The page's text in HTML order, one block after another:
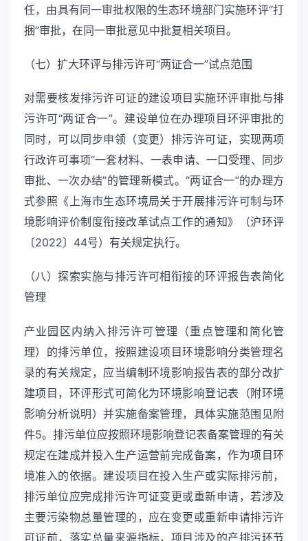
任，由具有同一审批权限的生态环境部门实施环评“打
捆”审批，在同一审批意见中批复相关项目。
（七）扩大环评与排污许可“两证合一”试点范围
对需要核发排污许可证的建设项目实施环评审批与排
污许可“两证合一”。建设单位在办理项目环评审批的
同时，可以同步申领（变更）排污许可证，实现两项
行政许可事项“一套材料、一表申请、一口受理、同步
审批、一次办结”的管理新模式。“两证合一”的办理方
式参照《上海市生态环境局关于开展排污许可制与环
境影响评价制度衔接改革试点工作的通知》（沪环评
〔2022〕44号）有关规定执行。
（八）探索实施与排污许可相衔接的环评报告表简化
管理
产业园区内纳入排污许可管理（重点管理和简化管
理）的排污单位，按照建设项目环境影响分类管理名
录的有关规定，应当编制环境影响报告表的部分改扩
建项目，环评形式可简化为环境影响登记表（附环境
影响分析说明）并实施备案管理，具体实施范围见附
件5。排污单位应按照环境影响登记表备案管理的有关
规定在建成并投入生产运营前完成备案，作为项目环
境准入的依据。建设项目在投入生产或实际排污前，
排污单位应完成排污许可证变更或重新申请，若涉及
主要污染物总量管理的，应在变更或重新申请排污许
可证前，落实总量来源指标，项目涉及的产排污环节